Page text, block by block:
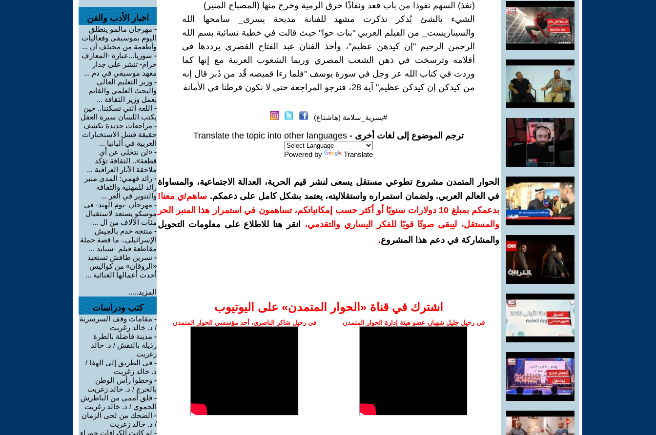
(نفذ) السهم نفوذا من باب قعد ونفاذًا خرق الرمية وخرج منها (المصباح المنير)
الشيء بالشئ يُذكر تذكرت مشهد للفنانة مديحة يسرى_ سامحها الله
والسيناريست_ من الفيلم العربي "بنات حوا" حيث قالت في خطبة نسائية بسم الله
الرحمن الرحيم "إن كيدهن عظيم"، وأخذ الفنان عبد الفتاح القصري يرددها في
أفلامه وترسخت في ذهن الشعب المصري وربما الشعوب العربية مع إنها كما
وردت في كتاب الله عز وجل في سورة يوسف "فلما رءا قميصه قُد من دُبر قال إنه
من كيدكن إن كيدكن عظيم" آية 28، فنرجو المراجعة حتى لا نكون فرطنا في الأمانة
#يسرية_سلامة (هاشتاغ)
ترجم الموضوع إلى لغات أخرى - Translate the topic into other languages
Powered by Translate
الحوار المتمدن مشروع تطوعي مستقل يسعى لنشر قيم الحرية، العدالة الاجتماعية، والمساواة
في العالم العربي. ولضمان استمراره واستقلاليته، يعتمد بشكل كامل على دعمكم. ساهم/ي معنا!
بدعمكم بمبلغ 10 دولارات سنويًا أو أكثر حسب إمكانياتكم، تساهمون في استمرار هذا المنبر الحر
والمستقل، ليبقى صوتًا قويًا للفكر اليساري والتقدمي،
انقر هنا للاطلاع على معلومات التحويل
والمشاركة في دعم هذا المشروع.
اشترك في قناة ‫«الحوار المتمدن» على اليوتيوب
في رحيل جليل شهباز، عضو هيئة إدارة الحوار المتمدن في رحيل شاكر الناصري، أحد مؤسسي الحوار المتمدن
اخبار الأدب والفن
- مهرجان مالمو ينطلق
اليوم بموسيقى وفعاليات
وأطعمة من مختلف أن ...
- سوريا...عبارة -المعازف
حرام- تنشر على جدار
معهد موسيقي في دم ...
- وزير التعليم العالي
والبحث العلمي والقائم
بعمل وزير الثقافة ...
- اللغة التي تسكننا.. حين
يكتب اللسان سيرة العقل
- مراجعات جديدة تكشف
حقيقة فشل الاستخبارات
الغربية في ألبانيا ...
- «لن نتخلى عن أي
قطعة».. الثقافة تؤكد
ملاحقة الآثار العراقية ...
- رائد فهمي: المدى منبر
رائد للمهنية والثقافة
والتنوير في العر ...
- مهرجان -يوم الهند- في
موسكو يستعد لاستقبال
مئات الآلاف من ال ...
- منتجه خدم بالجيش
الإسرائيلي.. ما قصة حملة
مقاطعة فيلم -سبايد ...
- نسرين طافش تستعيد
«الروقان» من كواليس
أحدث أعمالها الغنائية ...
المزيد.....
كتب ودراسات
- مقامات وقف السرسرية
/ د. خالد زغريت
- مدينة فاضلة بالطرة
رذيلة بالنقش / د. خالد
زغريت
- في الطريق إلى الهفا /
د. خالد زغريت
- وحطوا رأس الوطن
بالخرج / د. خالد زغريت
- قلق أممي من الباطرش
الحموي / د. خالد زغريت
- الضحك من لحى الزمان
/ د. خالد زغريت
- لو كانت الكرافات حمراء